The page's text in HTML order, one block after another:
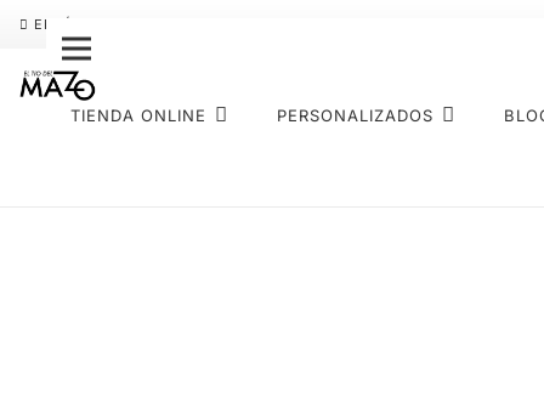
ENVÍO GRATIS
TIENDA ONLINE PERSONALIZADOS